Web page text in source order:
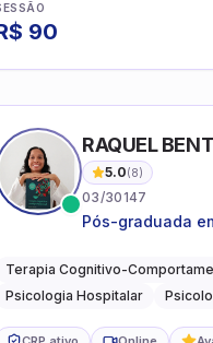
90
RAQUEL
5.0(8)
03/30147
Pós-graduada
Terapia Cognitivo-
Psicologia Hospitalar